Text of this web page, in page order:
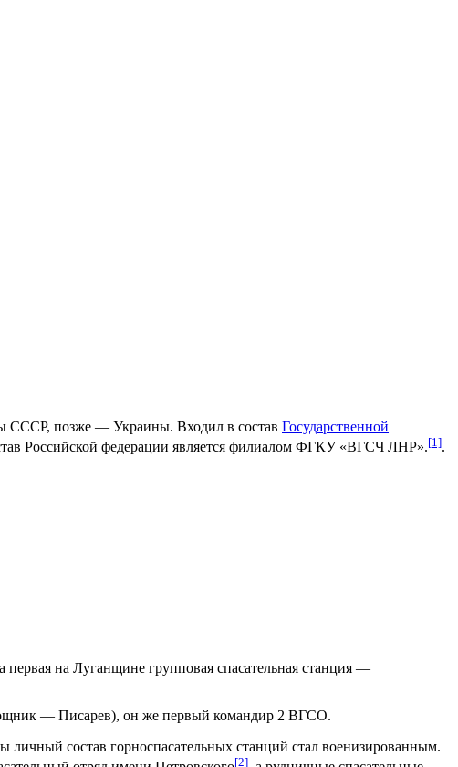
СССР, позже — Украины. Входил в состав Государственной
Российской федерации является филиалом ФГКУ «ВГСЧ ЛНР».[1].
на Луганщине групповая спасательная станция —
— Писарев), он же первый командир 2 ВГСО.
личный состав горноспасательных станций стал военизированным.
[2]